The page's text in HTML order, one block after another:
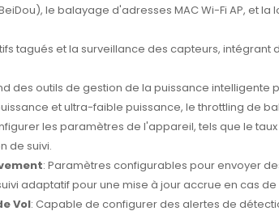
BeiDou), le balayage d'adresses MAC Wi-Fi AP,
tagués et la surveillance des capteurs,
des outils de gestion de la puissance
et ultra-faible puissance, le throttling de
les paramètres de l'appareil, tels que le
de suivi​​.
: Paramètres configurables pour envoyer
adaptatif pour une mise à jour accrue en cas
Vol: Capable de configurer des alertes de